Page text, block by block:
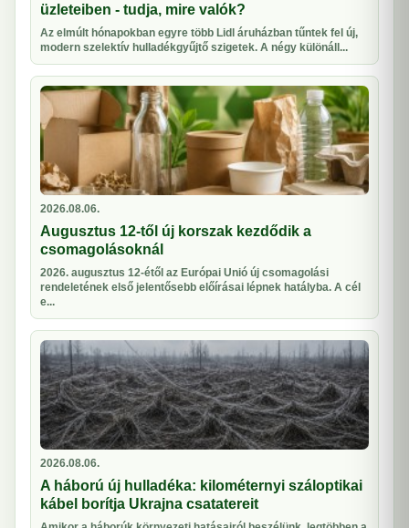
üzleteiben - tudja, mire valók?
Az elmúlt hónapokban egyre több Lidl áruházban tűntek fel új,
modern szelektív hulladékgyűjtő szigetek. A négy különáll...
2026.08.06.
Augusztus 12-től új korszak kezdődik a
csomagolásoknál
2026. augusztus 12-étől az Európai Unió új csomagolási
rendeletének első jelentősebb előírásai lépnek hatályba. A cél
e...
2026.08.06.
A háború új hulladéka: kilométernyi száloptikai
kábel borítja Ukrajna csatatereit